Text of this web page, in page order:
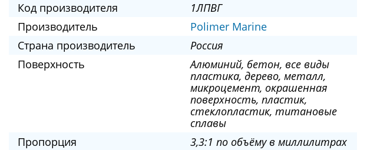
Код производителя
1ЛПВГ
Производитель
Polimer Marine
Страна производитель
Россия
Поверхность
Алюминий, бетон, все виды
пластика, дерево, металл,
микроцемент, окрашенная
поверхность, пластик,
стеклопластик, титановые
сплавы
Пропорция
3,3:1 по объёму в миллилитрах